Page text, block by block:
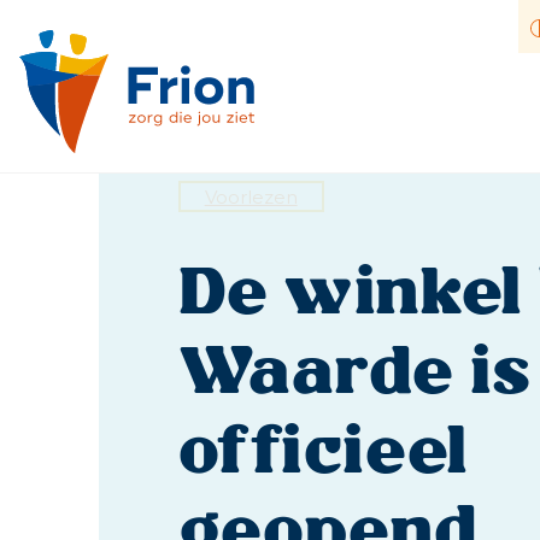
Voorlezen
De winkel
Waarde is
officieel